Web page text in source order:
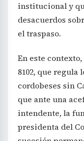
institucional y
desacuerdos
el traspaso.
En este
8102, que
cordobeses sin
que ante una
intendente, la
presidenta del